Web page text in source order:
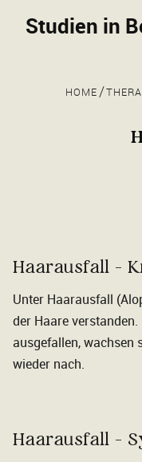
Studien in
HOME/
Haarausfall -
Unter Haarausfall
der Haare
ausgefallen, wachsen
wieder nach.
Haarausfall -